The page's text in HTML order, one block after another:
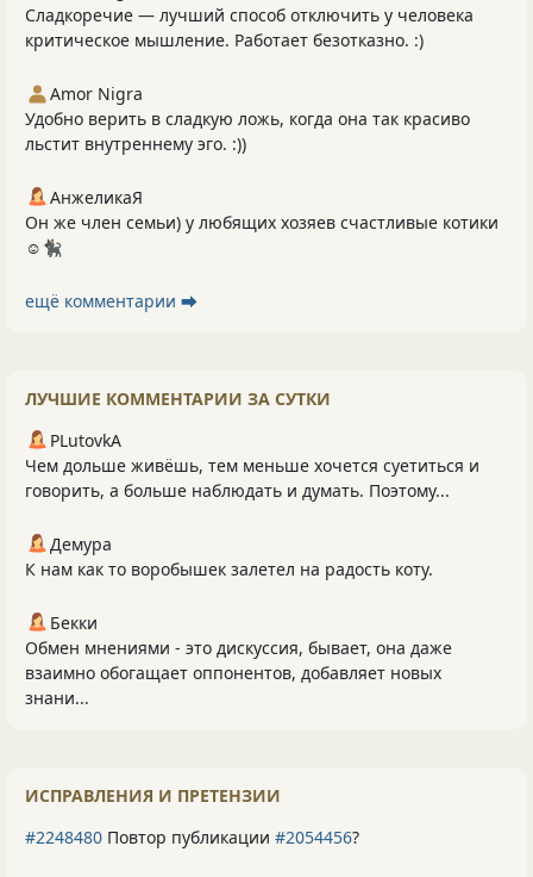
Сладкоречие — лучший способ отключить у человека
критическое мышление. Работает безотказно. :)
Amor Nigra
Удобно верить в сладкую ложь, когда она так красиво
льстит внутреннему эго. :))
АнжеликаЯ
Он же член семьи) у любящих хозяев счастливые котики
☺️🐈‍⬛
ещё комментарии ⮕
ЛУЧШИЕ КОММЕНТАРИИ ЗА СУТКИ
PLutоvkА
Чем дольше живёшь, тем меньше хочется суетиться и
говорить, а больше наблюдать и думать. Поэтому...
Демура
К нам как то воробышек залетел на радость коту.
Бекки
Обмен мнениями - это дискуссия, бывает, она даже
взаимно обогащает оппонентов, добавляет новых
знани...
ИСПРАВЛЕНИЯ И ПРЕТЕНЗИИ
#2248480 Повтор публикации #2054456?